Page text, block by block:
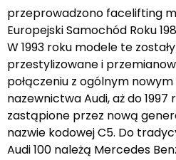
przeprowadzono facelifting
Europejski Samochód Roku
W 1993 roku modele te
przestylizowane i
połączeniu z ogólnym
nazewnictwa Audi, aż do 1997
zastąpione przez nową
nazwie kodowej C5. Do
Audi 100 należą Mercedes